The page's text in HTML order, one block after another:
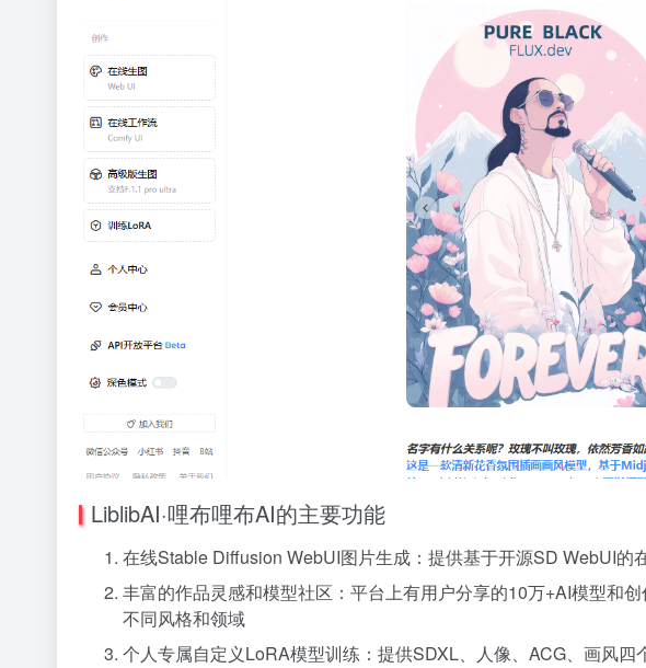
LiblibAI·哩布哩布AI的主要功能
在线Stable Diffusion WebUI图片生成：提供基于开源SD WebUI
丰富的作品灵感和模型社区：平台上有用户分享的10万+AI模型和
不同风格和领域
个人专属自定义LoRA模型训练：提供SDXL、人像、ACG、画风